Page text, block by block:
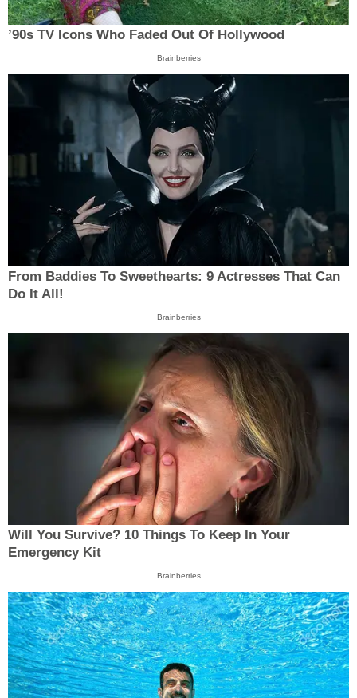
’90s TV Icons Who Faded Out Of Hollywood
Brainberries
From Baddies To Sweethearts: 9 Actresses That Can
Do It All!
Brainberries
Will You Survive? 10 Things To Keep In Your
Emergency Kit
Brainberries